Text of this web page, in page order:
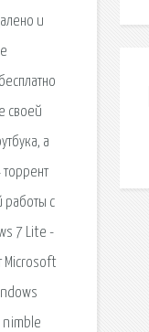
и
своей
а
работы с
7 Lite -
Microsoft
nimble